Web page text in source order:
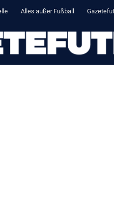
Alles außer Fußball